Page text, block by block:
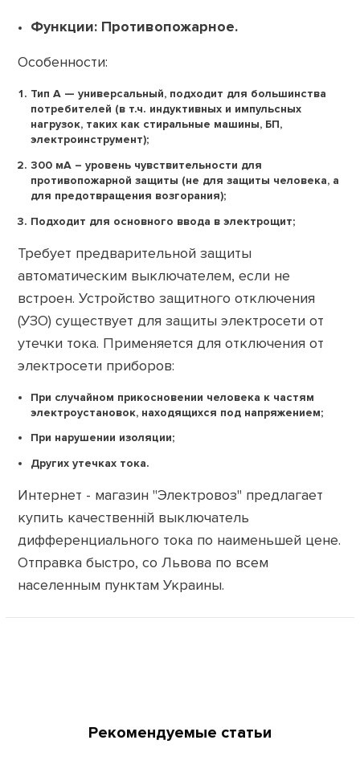
Функции: Противопожарное.
Особенности:
Тип А — универсальный, подходит для большинства
потребителей (в т.ч. индуктивных и импульсных
нагрузок, таких как стиральные машины, БП,
электроинструмент);
300 мА – уровень чувствительности для
противопожарной защиты (не для защиты человека, а
для предотвращения возгорания);
Подходит для основного ввода в электрощит;
Требует предварительной защиты
автоматическим выключателем, если не
встроен. Устройство защитного отключения
(УЗО) существует для защиты электросети от
утечки тока. Применяется для отключения от
электросети приборов:
При случайном прикосновении человека к частям
электроустановок, находящихся под напряжением;
При нарушении изоляции;
Других утечках тока.
Интернет - магазин "Электровоз" предлагает
купить качественній выключатель
дифференциального тока по наименьшей цене.
Отправка быстро, со Львова по всем
населенным пунктам Украины.
Рекомендуемые статьи